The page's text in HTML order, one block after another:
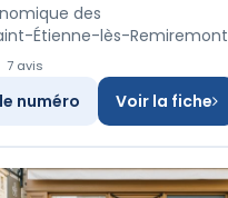
des
Étienne-lès-Remiremont
7 avis
numéro Voir la fiche